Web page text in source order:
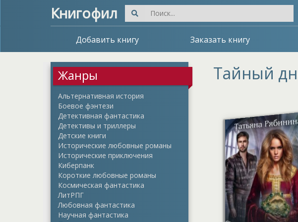
Книгофил
Добавить книгу Заказать книгу
Жанры
Альтернативная история
Боевое фэнтези
Детективная фантастика
Детективы и триллеры
Детские книги
Исторические любовные романы
Исторические приключения
Киберпанк
Короткие любовные романы
Космическая фантастика
ЛитРПГ
Любовная фантастика
Научная фантастика
Тайный